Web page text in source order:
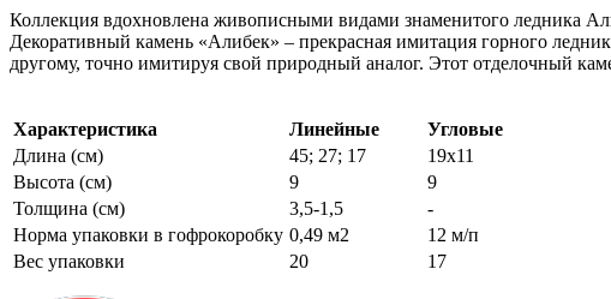
Коллекция вдохновлена живописными видами знаменитого ледника
Декоративный камень «Алибек» – прекрасная имитация горного
другому, точно имитируя свой природный аналог. Этот отделочный
Характеристика Линейные
Угловые
Длина (см)
45; 27; 17
19х11
Высота (см)
9
9
Толщина (см)
3,5-1,5
-
Норма упаковки в гофрокоробку 0,49 м2
12 м/п
Вес упаковки
20 17